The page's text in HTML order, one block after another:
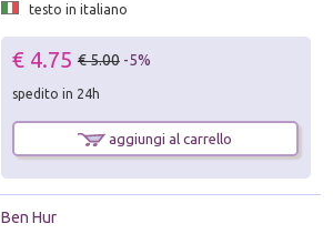
testo in italiano
€ 4.75 € 5.00 -5%
spedito in 24h
aggiungi al carrello
Ben Hur